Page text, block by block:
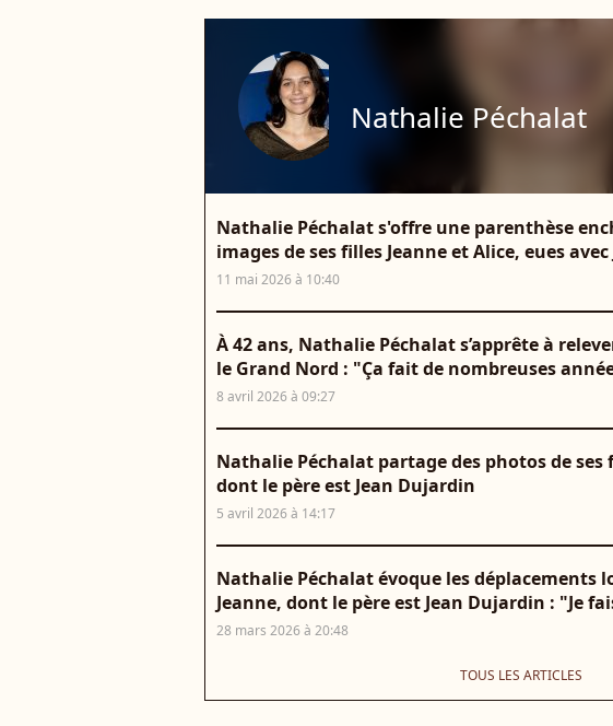
Nathalie Péchalat
Nathalie Péchalat s'offre une parenthèse
images de ses filles Jeanne et Alice, eues
11 mai 2026 à 10:40
À 42 ans, Nathalie Péchalat s’apprête à
le Grand Nord : "Ça fait de nombreuses
8 avril 2026 à 09:27
Nathalie Péchalat partage des photos de ses
dont le père est Jean Dujardin
5 avril 2026 à 14:17
Nathalie Péchalat évoque les déplacements
Jeanne, dont le père est Jean Dujardin : "Je
28 mars 2026 à 20:48
TOUS LES ARTICLES